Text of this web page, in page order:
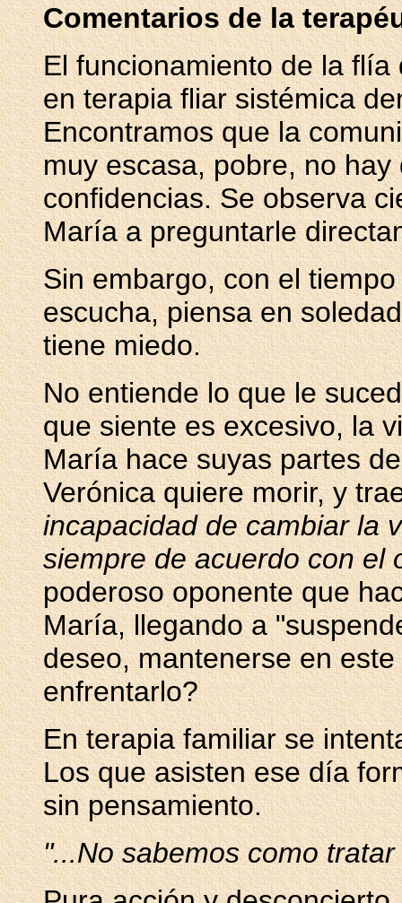
Comentarios de la
El funcionamiento de la
en terapia fliar sistémica
Encontramos que la
muy escasa, pobre, no
confidencias. Se observa
María a preguntarle
Sin embargo, con el
escucha, piensa en
tiene miedo.
No entiende lo que le
que siente es excesivo, la
María hace suyas partes
Verónica quiere morir, y
incapacidad de cambiar la
siempre de acuerdo con el
poderoso oponente que
María, llegando a
deseo, mantenerse en
enfrentarlo?
En terapia familiar se
Los que asisten ese día
sin pensamiento.
"...No sabemos como